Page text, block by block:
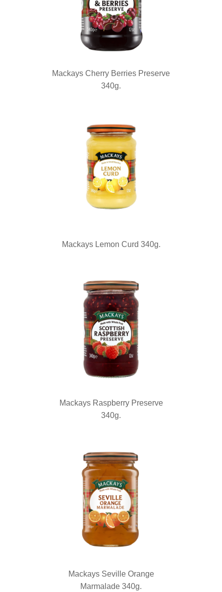
Mackays Cherry Berries Preserve
340g.
Mackays Lemon Curd 340g.
Mackays Raspberry Preserve
340g.
Mackays Seville Orange
Marmalade 340g.